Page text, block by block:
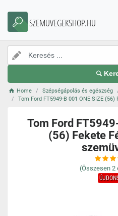
SZEMUVEGEKSHOP.HU
Home Szépségápolás és egészség
Tom Ford FT5949-B 001 ONE SIZE
Tom Ford
(56) Fekete
(Összesen 2